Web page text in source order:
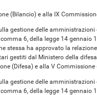
(Bilancio) e alla IX
gestione delle amministrazioni
6, della legge 14 gennaio
stessa ha approvato la
gestiti dal Ministero della
(Difesa) e alla V Commissione
gestione delle amministrazioni
6, della legge 14 gennaio